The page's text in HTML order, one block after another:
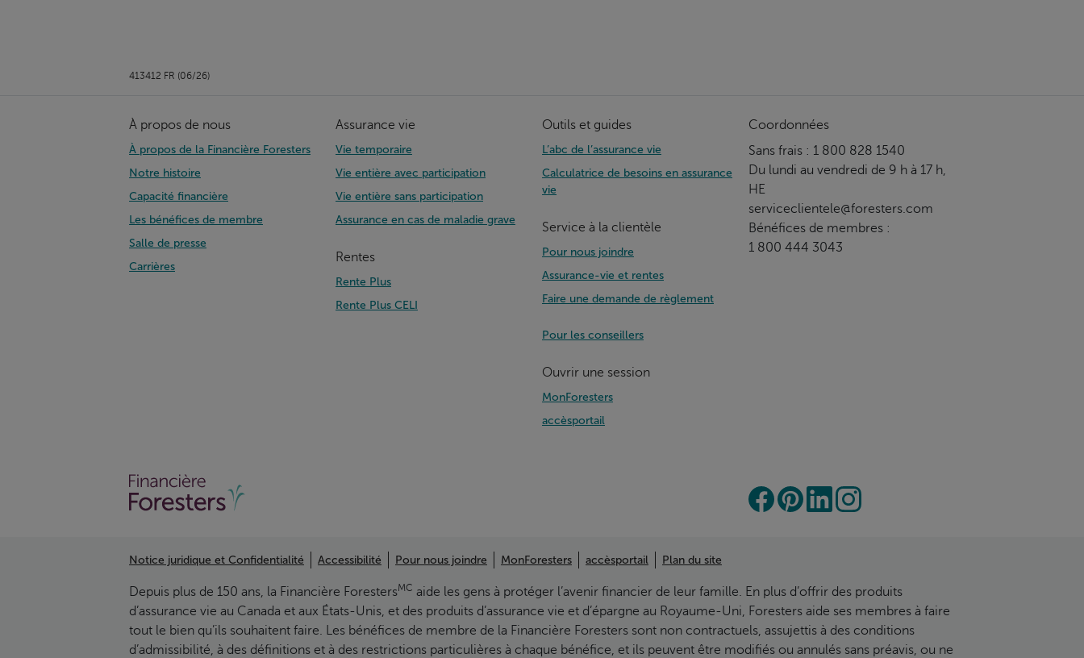
413412 FR (06/26)
À propos de nous
À propos de la Financière Foresters
Notre histoire
Capacité financière
Les bénéfices de membre
Salle de presse
Carrières
Assurance vie
Vie temporaire
Vie entière avec participation
Vie entière sans participation
Assurance en cas de maladie grave
Rentes
Rente Plus
Rente Plus CELI
Outils et guides
L’abc de l’assurance vie
Calculatrice de besoins en assurance
vie
Service à la clientèle
Pour nous joindre
Assurance-vie et rentes
Faire une demande de règlement
Pour les conseillers
Ouvrir une session
MonForesters
accèsportail
Coordonnées
Sans frais : 1 800 828 1540
Du lundi au vendredi de 9 h à 17 h,
HE
serviceclientele@foresters.com
Bénéfices de membres :
1 800 444 3043
Notice juridique et Confidentialité Accessibilité Pour nous joindre MonForesters accèsportail Plan du site
Depuis plus de 150 ans, la Financière ForestersMC aide les gens à protéger l’avenir financier de leur famille. En plus d’offrir des produits
d’assurance vie au Canada et aux États-Unis, et des produits d’assurance vie et d’épargne au Royaume-Uni, Foresters aide ses membres à faire
tout le bien qu’ils souhaitent faire. Les bénéfices de membre de la Financière Foresters sont non contractuels, assujettis à des conditions
d’admissibilité, à des définitions et à des restrictions particulières à chaque bénéfice, et ils peuvent être modifiés ou annulés sans préavis, ou ne